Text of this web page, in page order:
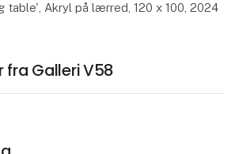
table', Akryl på lærred, 120 x 100, 2024
fra Galleri V58